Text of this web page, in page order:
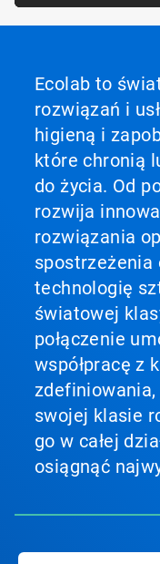
Ecolab to
rozwiązań i
higieną i
które chronią
do życia. Od
rozwija
rozwiązania
spostrzeżenia
technologię
światowej
połączenie
współpracę z
swojej klasie
go w całej
osiągnąć